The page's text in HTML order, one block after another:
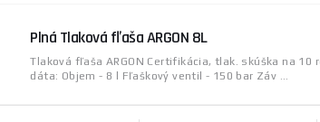
Plná Tlaková fľaša ARGON 8L
Tlaková fľaša ARGON Certifikácia, tlak. skúška na 10
dáta: Objem - 8 l Fľaškový ventil - 150 bar Záv ...